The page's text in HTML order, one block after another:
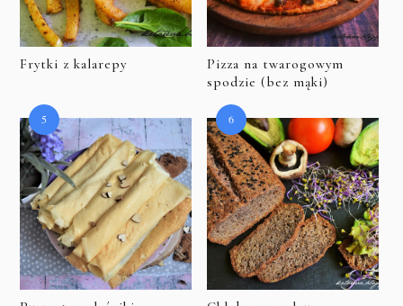
Frytki z kalarepy
Pizza na twarogowym
spodzie (bez mąki)